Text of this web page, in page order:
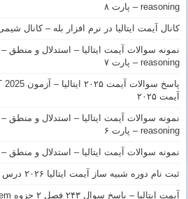
reasoning – پارت ۸
کانال آیمت ایتالیا در نرم افزار بله – کانال
reasoning – پارت ۷
آیمت ۲۰۲۵
reasoning – پارت ۶
نمونه سوالات آیمت ایتالیا – استدلال و منطق – Logical reasoning – پارت ۵
ثبت نام دوره شبیه ساز آیمت ایتالیا ۲۰۲۶ درس شیمی IMAT استاد نباتی